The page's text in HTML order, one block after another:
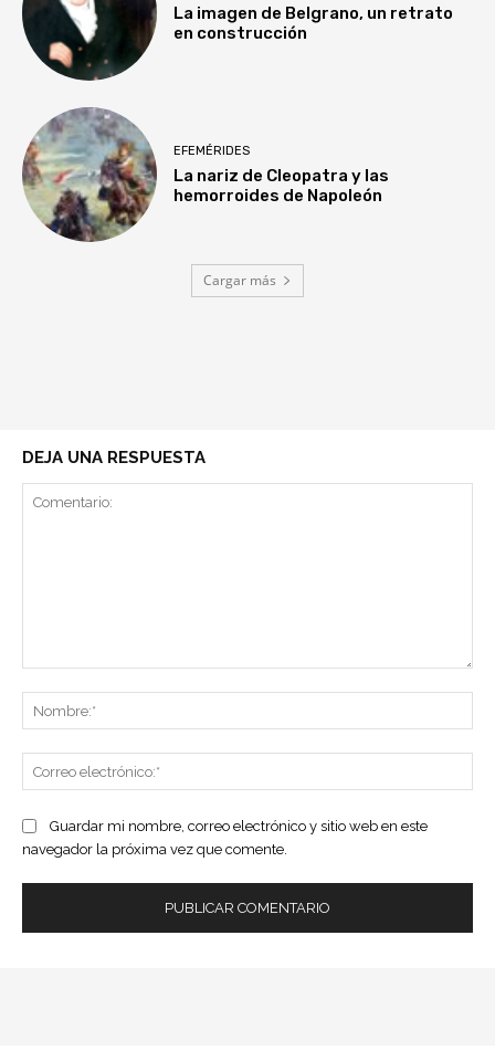
La imagen de Belgrano, un retrato
en construcción
EFEMÉRIDES
La nariz de Cleopatra y las
hemorroides de Napoleón
Cargar más
DEJA UNA RESPUESTA
Guardar mi nombre, correo electrónico y sitio web en este
navegador la próxima vez que comente.